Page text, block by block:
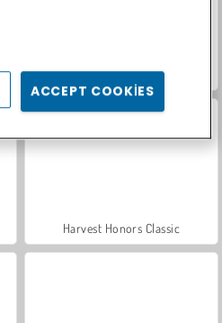
Farm Merge Valley
Harvest Honors Classic
ACCEPT COOKIES